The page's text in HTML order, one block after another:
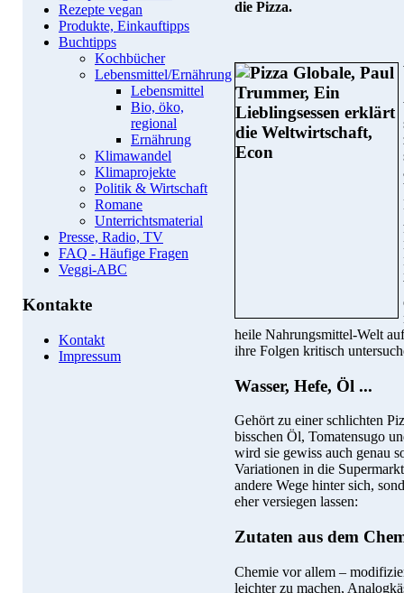
Rezepte vegan
Produkte, Einkauftipps
Buchtipps
Kochbücher
Lebensmittel/Ernährung
Lebensmittel
Bio, öko,
regional
Ernährung
Klimawandel
Klimaprojekte
Politik & Wirtschaft
Romane
Unterrichtsmaterial
Presse, Radio, TV
FAQ - Häufige Fragen
Veggi-ABC
Kontakte
Kontakt
Impressum
die Pizza.
heile Nahrungsmittel-Welt
ihre Folgen kritisch
Wasser, Hefe, Öl ...
Gehört zu einer schlichten
bisschen Öl, Tomatensugo
wird sie gewiss auch genau
Variationen in die
andere Wege hinter sich,
eher versiegen lassen:
Zutaten aus dem
Chemie vor allem –
leichter zu machen,